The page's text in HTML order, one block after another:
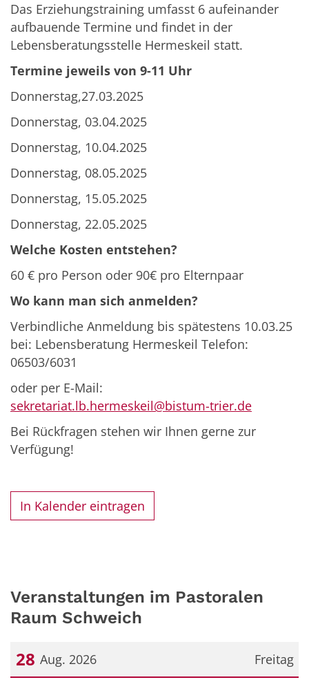
Das Erziehungstraining umfasst 6 aufeinander
aufbauende Termine und findet in der
Lebensberatungsstelle Hermeskeil statt.
Termine jeweils von 9-11 Uhr
Donnerstag,27.03.2025
Donnerstag, 03.04.2025
Donnerstag, 10.04.2025
Donnerstag, 08.05.2025
Donnerstag, 15.05.2025
Donnerstag, 22.05.2025
Welche Kosten entstehen?
60 € pro Person oder 90€ pro Elternpaar
Wo kann man sich anmelden?
Verbindliche Anmeldung bis spätestens 10.03.25
bei: Lebensberatung Hermeskeil Telefon:
06503/6031
oder per E-Mail:
sekretariat.lb.hermeskeil@bistum-trier.de
Bei Rückfragen stehen wir Ihnen gerne zur
Verfügung!
In Kalender eintragen
Veranstaltungen im Pastoralen
Raum Schweich
Freitag
28 Aug. 2026